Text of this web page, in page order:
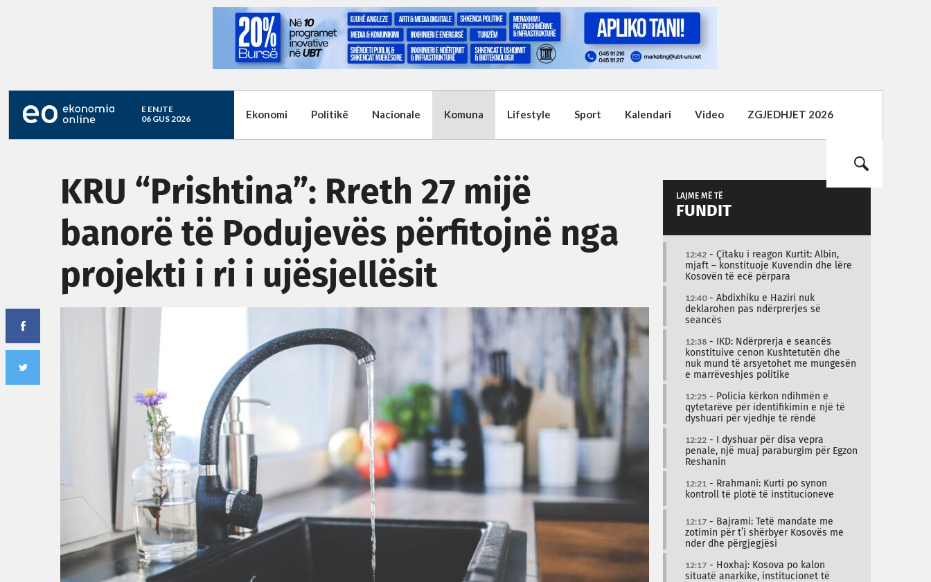
E ENJTE
06 GUS 2026
Ekonomi Politikë Nacionale Komuna Lifestyle Sport Kalendari Video ZGJEDHJET 2026
KRU “Prishtina”: Rreth 27 mijë
banorë të Podujevës përfitojnë nga
projekti i ri i ujësjellësit
LAJME MË TË
FUNDIT
12:42 - Çitaku i reagon Kurtit: Albin,
mjaft – konstituoje Kuvendin dhe lëre
Kosovën të ecë përpara
12:40- Abdixhiku e Haziri nuk
deklarohen pas ndërprerjes së
seancës
12:38 - IKD: Ndërprerja e seancës
konstituive cenon Kushtetutën dhe
nuk mund të arsyetohet me mungesën
e marrëveshjes politike
12:25 - Policia kërkon ndihmën e
qytetarëve për identifikimin e një të
dyshuari për vjedhje të rëndë
12:22 - I dyshuar për disa vepra
penale, një muaj paraburgim për Egzon
Reshanin
12:21 - Rrahmani: Kurti po synon
kontroll të plotë të institucioneve
12:17 - Bajrami: Tetë mandate me
zotimin për t’i shërbyer Kosovës me
nder dhe përgjegjësi
12:17 - Hoxhaj: Kosova po kalon
situatë anarkike, institucionet të